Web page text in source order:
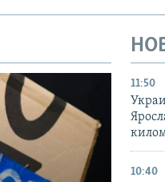
11:50
10:40